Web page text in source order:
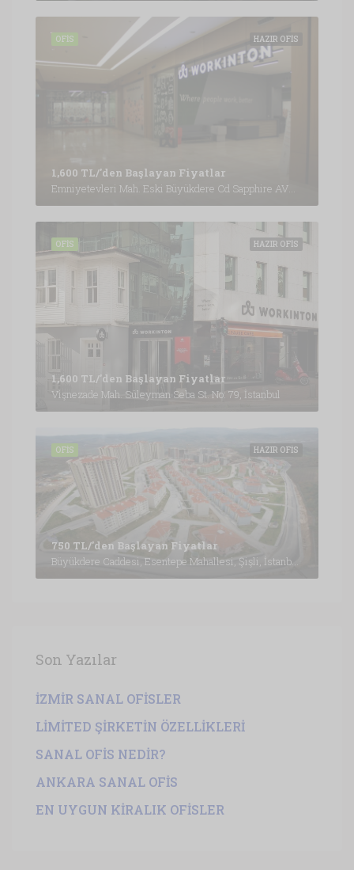
HAZIR OFIS
OFIS
1,600 TL/'den Başlayan Fiyatlar
Emniyetevleri Mah. Eski Büyükdere Cd Sapphire AVM Kat:B4, İstanbul
HAZIR OFIS
OFIS
1,600 TL/'den Başlayan Fiyatlar
Vişnezade Mah. Süleyman Seba St. No: 79, İstanbul
HAZIR OFIS
OFIS
750 TL/'den Başlayan Fiyatlar
Büyükdere Caddesi, Esentepe Mahallesi, Şişli, İstanbul, Marmara Bölgesi, 3430, Türkiye, İstanbul
Son Yazılar
İZMİR SANAL OFİSLER
LİMİTED ŞİRKETİN ÖZELLİKLERİ
SANAL OFİS NEDİR?
ANKARA SANAL OFİS
EN UYGUN KİRALIK OFİSLER